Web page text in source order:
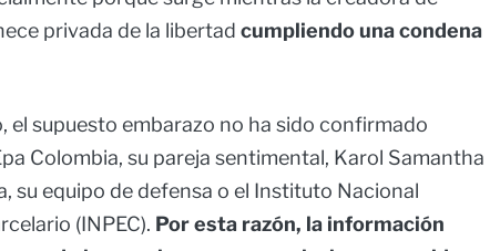
privada de la libertad cumpliendo una condena
el supuesto embarazo no ha sido confirmado
Colombia, su pareja sentimental, Karol Samantha
su equipo de defensa o el Instituto Nacional
(INPEC). Por esta razón, la información